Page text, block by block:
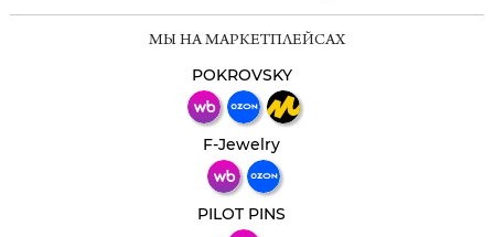
МЫ НА МАРКЕТПЛЕЙСАХ
POKROVSKY
F-Jewelry
PILOT PINS